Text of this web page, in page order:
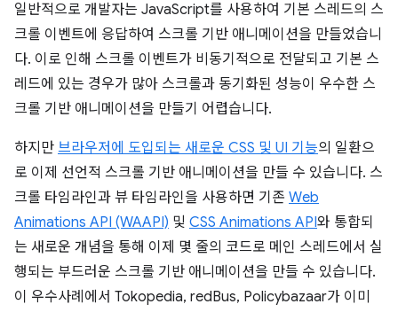
일반적으로 개발자는 JavaScript를 사용하여 기본 스레드의 스
크롤 이벤트에 응답하여 스크롤 기반 애니메이션을 만들었습니
다. 이로 인해 스크롤 이벤트가 비동기적으로 전달되고 기본 스
레드에 있는 경우가 많아 스크롤과 동기화된 성능이 우수한 스
크롤 기반 애니메이션을 만들기 어렵습니다.
하지만 브라우저에 도입되는 새로운 CSS 및 UI 기능의 일환으
로 이제 선언적 스크롤 기반 애니메이션을 만들 수 있습니다. 스
크롤 타임라인과 뷰 타임라인을 사용하면 기존 Web
Animations API (WAAPI) 및 CSS Animations API와 통합되
는 새로운 개념을 통해 이제 몇 줄의 코드로 메인 스레드에서 실
행되는 부드러운 스크롤 기반 애니메이션을 만들 수 있습니다.
이 우수사례에서 Tokopedia, redBus, Policybazaar가 이미